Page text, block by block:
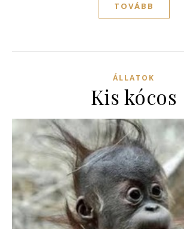
TOVÁBB
ÁLLATOK
Kis kócos